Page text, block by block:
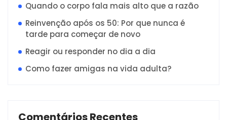
Quando o corpo fala mais alto que a razão
Reinvenção após os 50: Por que nunca é
tarde para começar de novo
Reagir ou responder no dia a dia
Como fazer amigas na vida adulta?
Comentários Recentes